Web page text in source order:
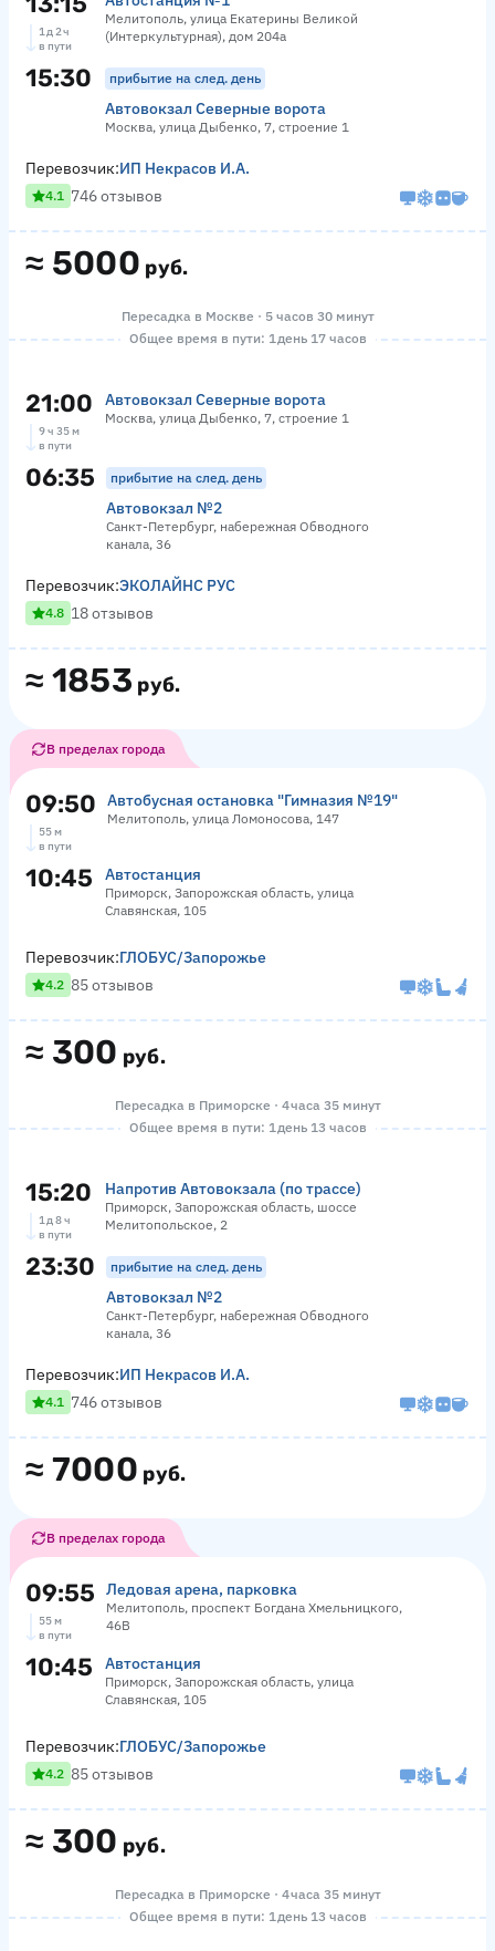
Мелитополь, улица Екатерины Великой
(Интеркультурная), дом 204а
1 д 2 ч
в пути
15:30 прибытие на след. день
Автовокзал Северные ворота
Москва, улица Дыбенко, 7, строение 1
≈ 5000 руб.
Перевозчик:ИП Некрасов И.А.
4.1 746 отзывов
Пересадка в Москве · 5 часов 30 минут
Общее время в пути: 1 день 17 часов
21:00 Автовокзал Северные ворота
Москва, улица Дыбенко, 7, строение 1
9 ч 35 м
в пути
06:35 прибытие на след. день
Автовокзал №2
Санкт-Петербург, набережная Обводного
канала, 36
≈ 1853 руб.
Перевозчик:ЭКОЛАЙНС РУС
4.8 18 отзывов
В пределах города
09:50 Автобусная остановка "Гимназия №19"
Мелитополь, улица Ломоносова, 147
55 м
в пути
10:45 Автостанция
Приморск, Запорожская область, улица
Славянская, 105
≈ 300 руб.
Перевозчик:ГЛОБУС/Запорожье
4.2 85 отзывов
Пересадка в Приморске · 4 часа 35 минут
Общее время в пути: 1 день 13 часов
15:20 Напротив Автовокзала (по трассе)
Приморск, Запорожская область, шоссе
Мелитопольское, 2
1 д 8 ч
в пути
23:30 прибытие на след. день
Автовокзал №2
Санкт-Петербург, набережная Обводного
канала, 36
≈ 7000 руб.
Перевозчик:ИП Некрасов И.А.
4.1 746 отзывов
В пределах города
09:55 Ледовая арена, парковка
Мелитополь, проспект Богдана Хмельницкого,
46В
55 м
в пути
10:45 Автостанция
Приморск, Запорожская область, улица
Славянская, 105
≈ 300 руб.
Перевозчик:ГЛОБУС/Запорожье
4.2 85 отзывов
Пересадка в Приморске · 4 часа 35 минут
Общее время в пути: 1 день 13 часов